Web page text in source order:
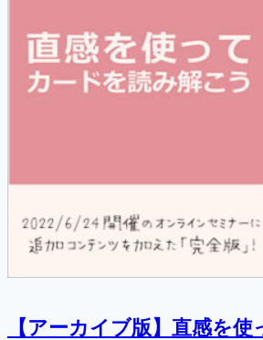
【アーカイブ版】直感を